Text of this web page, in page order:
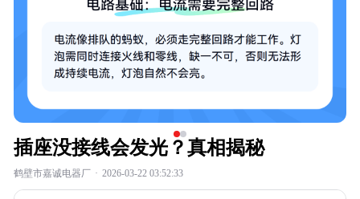
插座没接线会发光？真相揭秘
鹤壁市嘉诚电器厂 · 2026-03-22 03:52:33